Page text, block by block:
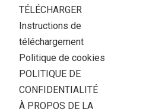
TÉLÉCHARGER
Instructions de
téléchargement
Politique de cookies
POLITIQUE DE
CONFIDENTIALITÉ
À PROPOS DE LA